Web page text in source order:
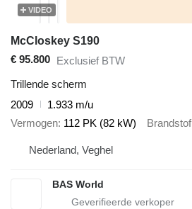
VIDEO
McCloskey S190
€ 95.800 Exclusief BTW
Trillende scherm
2009
1.933 m/u
Vermogen 112 PK (82 kW) Brandstof
Nederland, Veghel
BAS World